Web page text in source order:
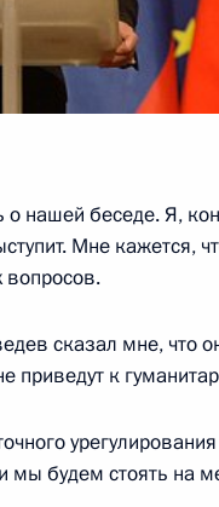
участие в
России
Москва
обеде
о нашей беседе. Я,
Мне кажется,
вопросов.
сказал мне, что
приведут к
будем стоять на